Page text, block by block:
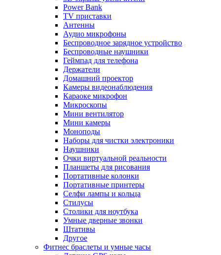
Power Bank
TV приставки
Антенны
Аудио микрофоны
Беспроводное зарядное устройство
Беспроводные наушники
Геймпад для телефона
Держатели
Домашний проектор
Камеры видеонаблюдения
Караоке микрофон
Микроскопы
Мини вентилятор
Мини камеры
Моноподы
Наборы для чистки электроники
Наушники
Очки виртуальной реальности
Планшеты для рисования
Портативные колонки
Портативные принтеры
Селфи лампы и кольца
Стилусы
Столики для ноутбука
Умные дверные звонки
Штативы
Другое
Фитнес браслеты и умные часы